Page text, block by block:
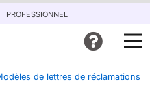
professionnel
de lettres de réclamations